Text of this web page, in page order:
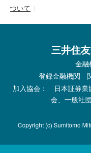
ついて
三井住
金融
登録金融機関
加入協会： 日本証券業
会、一般社
Copyright (c) Sumitomo